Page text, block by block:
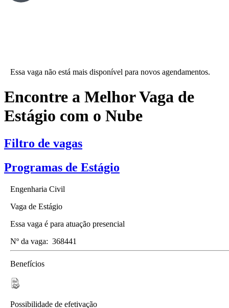
Essa vaga não está mais disponível para novos agendamentos.
Encontre a Melhor Vaga de
Estágio com o Nube
Filtro de vagas
Programas de Estágio
Engenharia Civil
Vaga de Estágio
Essa vaga é para atuação presencial
Nº da vaga: 368441
Benefícios
Possibilidade de efetivação